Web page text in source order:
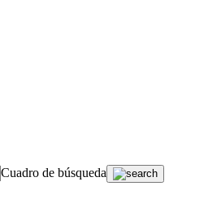
Cuadro de búsqueda